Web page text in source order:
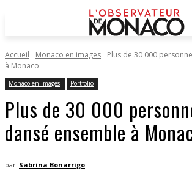
Accueil Monaco en images
Plus de 30 000
à Monaco
Monaco en images Portfolio
Plus de 30 000
dansé ensemble à
par Sabrina Bonarrigo